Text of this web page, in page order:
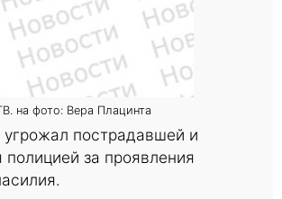
на фото: Вера Плацинта
угрожал пострадавшей и
за проявления